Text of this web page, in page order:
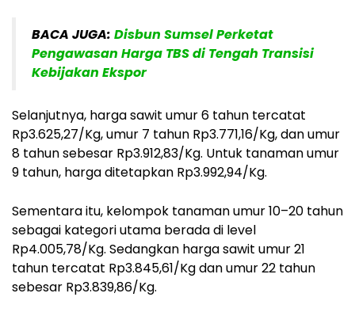
BACA JUGA: Disbun Sumsel Perketat
Pengawasan Harga TBS di Tengah Transisi
Kebijakan Ekspor
Selanjutnya, harga sawit umur 6 tahun tercatat
Rp3.625,27/Kg, umur 7 tahun Rp3.771,16/Kg, dan umur
8 tahun sebesar Rp3.912,83/Kg. Untuk tanaman umur
9 tahun, harga ditetapkan Rp3.992,94/Kg.
Sementara itu, kelompok tanaman umur 10–20 tahun
sebagai kategori utama berada di level
Rp4.005,78/Kg. Sedangkan harga sawit umur 21
tahun tercatat Rp3.845,61/Kg dan umur 22 tahun
sebesar Rp3.839,86/Kg.